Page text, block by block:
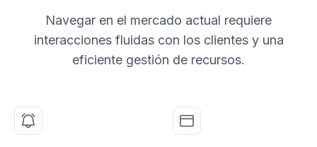
Navegar en el mercado actual requiere
interacciones fluidas con los clientes y una
eficiente gestión de recursos.